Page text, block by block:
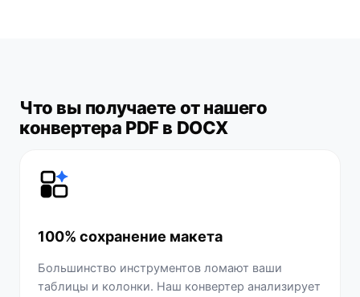
Что вы получаете от нашего
конвертера PDF в DOCX
100% сохранение макета
Большинство инструментов ломают ваши
таблицы и колонки. Наш конвертер анализирует